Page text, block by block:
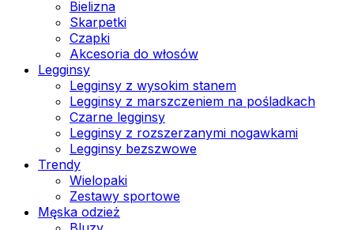
Bielizna
Skarpetki
Czapki
Akcesoria do włosów
Legginsy
Legginsy z wysokim stanem
Legginsy z marszczeniem na pośladkach
Czarne legginsy
Legginsy z rozszerzanymi nogawkami
Legginsy bezszwowe
Trendy
Wielopaki
Zestawy sportowe
Męska odzież